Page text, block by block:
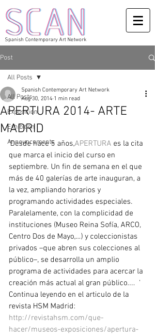
Spanish Contemporary Art Network
Post
All Posts
Exposicion
Exhibition
Announcements
All Posts
APERTURA 2014- ARTE
MADRID
Spanish Contemporary Art Network
Aug 30, 2014 1 min read
'Desde hace 5 años,APERTURA es la cita
que marca el inicio del curso en
septiembre. Un fin de semana en el que
más de 40 galerías de arte inauguran, a
la vez, ampliando horarios y
programando actividades especiales.
Paralelamente, con la complicidad de
instituciones (Museo Reina Sofía, ARCO,
Centro Dos de Mayo,…) y coleccionistas
privados –que abren sus colecciones al
público–, se desarrolla un amplio
programa de actividades para acercar la
creación más actual al gran público....  '
Continua leyendo en el articulo de la
revista HSM Madrid:
http://revistahsm.com/que-
hacer/museos-exposiciones/apertura-